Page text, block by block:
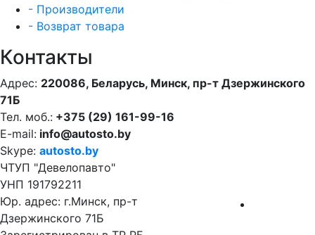
- Производители
- Возврат товара
Контакты
Адрес: 220086, Беларусь, Минск, пр-т Дзержинского
71Б
Тел. моб.: +375 (29) 161-99-16
E-mail: info@autosto.by
Skype: autosto.by
ЧТУП "Девелопавто"
УНП 191792211
Юр. адрес: г.Минск, пр-т
Дзержинского 71Б